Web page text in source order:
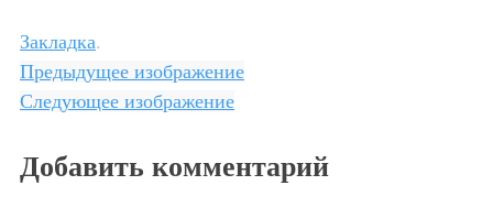
Закладка.
Предыдущее изображение
Следующее изображение
Добавить комментарий